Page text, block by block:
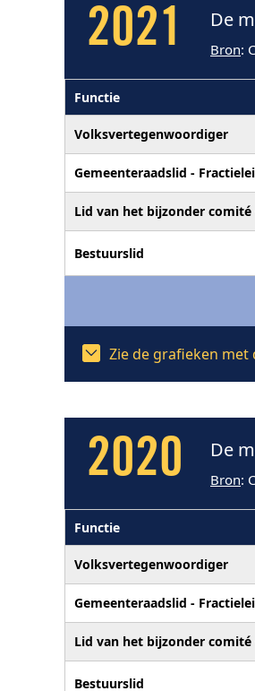
2021 De
Bron:
Functie
Volksvertegenwoordiger
Gemeenteraadslid -
Lid van het bijzonder
Bestuurslid
Zie de grafieken met
2020 De
Bron:
Functie
Volksvertegenwoordiger
Gemeenteraadslid -
Lid van het bijzonder
Bestuurslid